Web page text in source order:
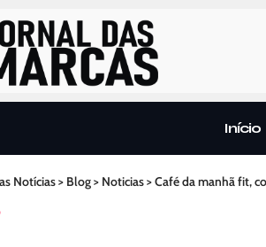
Início
Notícias> Blog> Noticias>Café da manhã fit,